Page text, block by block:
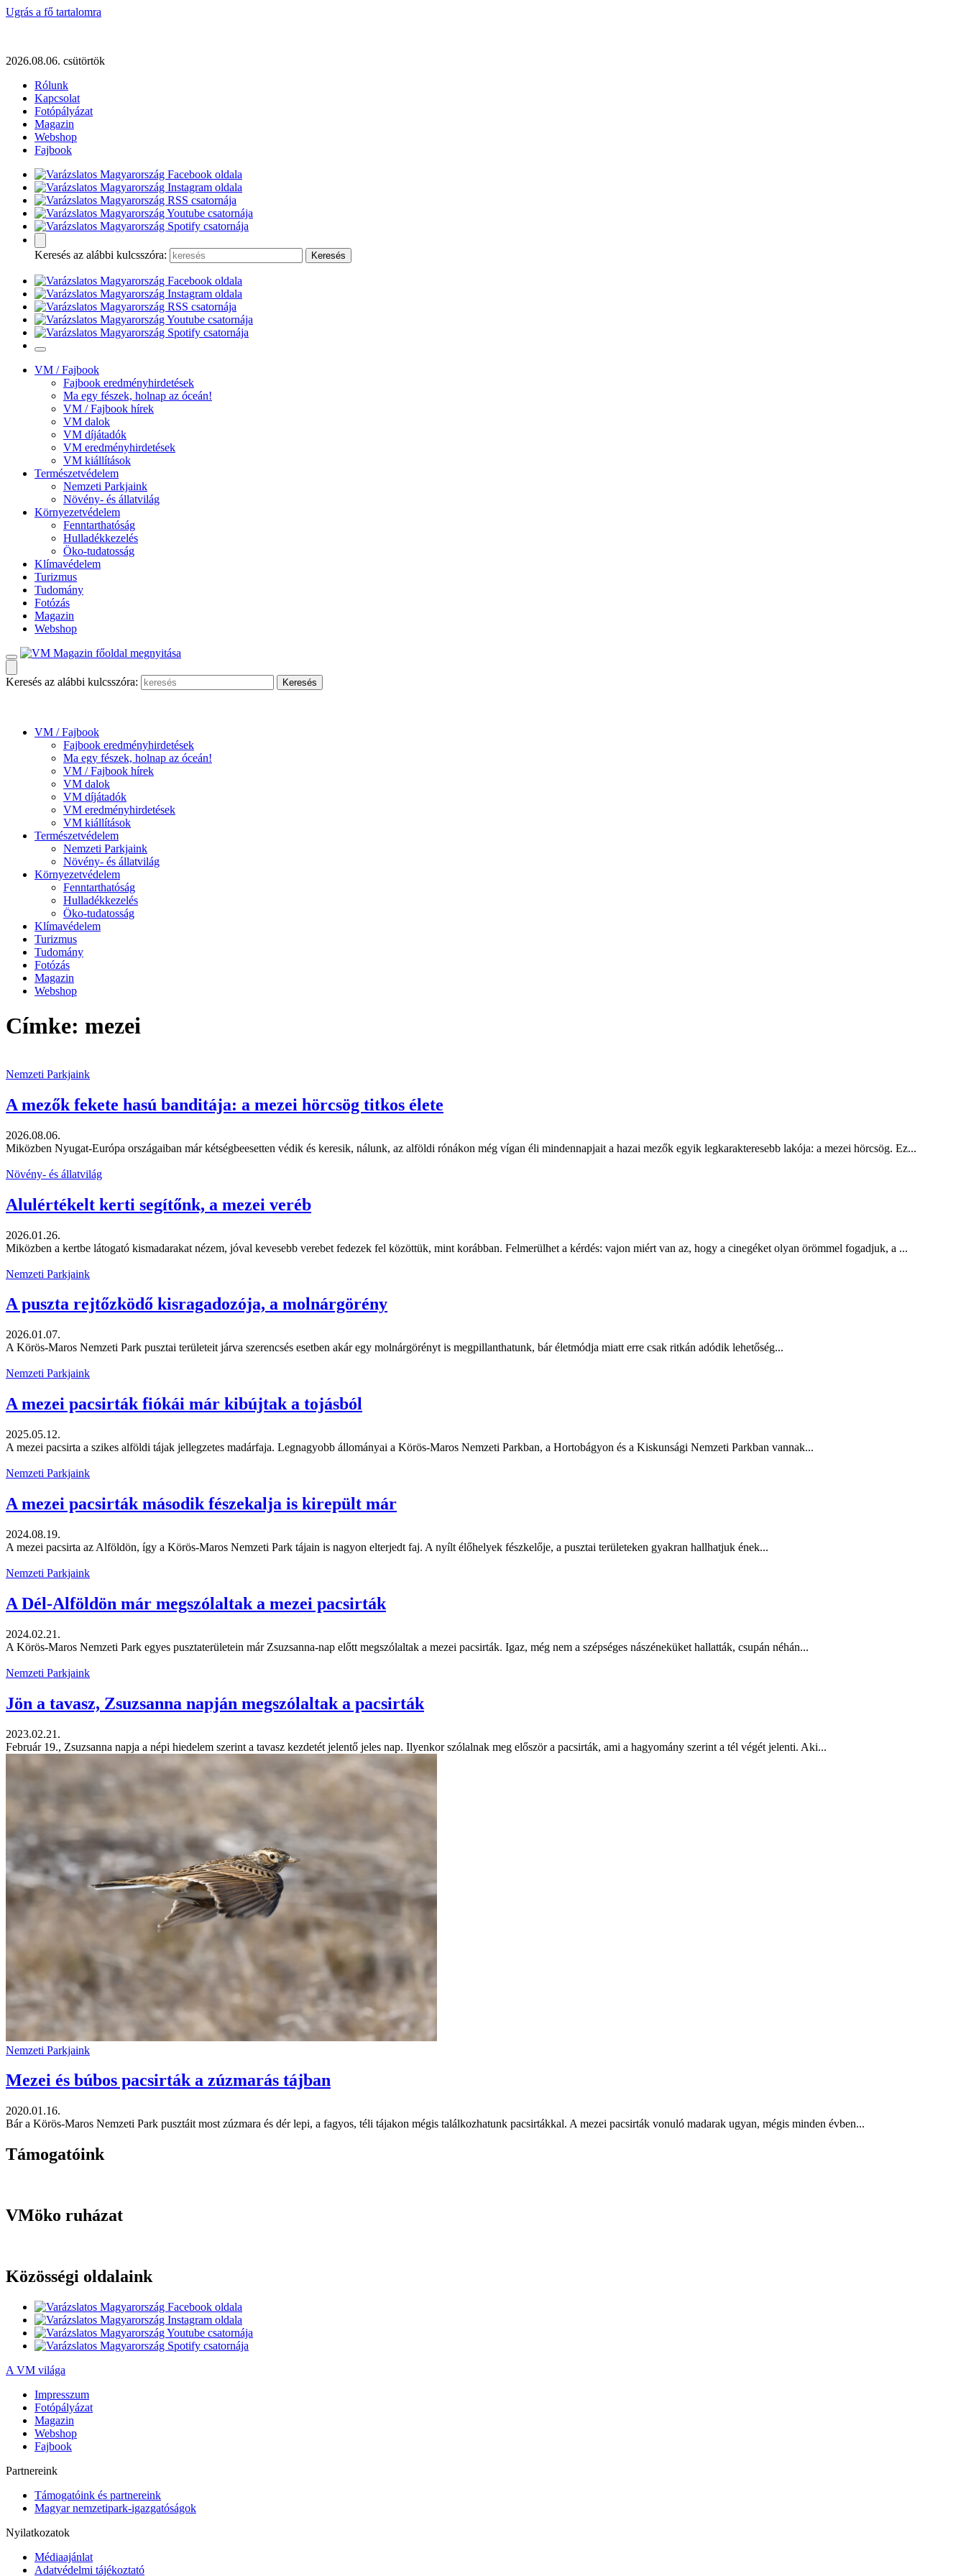
Ugrás a fő tartalomra
2026.08.06. csütörtök
Rólunk
Kapcsolat
Fotópályázat
Magazin
Webshop
Fajbook
Keresés az alábbi kulcsszóra:
VM / Fajbook
Fajbook eredményhirdetések
Ma egy fészek, holnap az óceán!
VM / Fajbook hírek
VM dalok
VM díjátadók
VM eredményhirdetések
VM kiállítások
Természetvédelem
Nemzeti Parkjaink
Növény- és állatvilág
Környezetvédelem
Fenntarthatóság
Hulladékkezelés
Öko-tudatosság
Klímavédelem
Turizmus
Tudomány
Fotózás
Magazin
Webshop
Keresés az alábbi kulcsszóra:
VM / Fajbook
Fajbook eredményhirdetések
Ma egy fészek, holnap az óceán!
VM / Fajbook hírek
VM dalok
VM díjátadók
VM eredményhirdetések
VM kiállítások
Természetvédelem
Nemzeti Parkjaink
Növény- és állatvilág
Környezetvédelem
Fenntarthatóság
Hulladékkezelés
Öko-tudatosság
Klímavédelem
Turizmus
Tudomány
Fotózás
Magazin
Webshop
Címke: mezei
Nemzeti Parkjaink
A mezők fekete hasú banditája: a mezei hörcsög titkos élete
2026.08.06.
Miközben Nyugat-Európa országaiban már kétségbeesetten védik és keresik, nálunk, az alföldi rónákon még vígan éli mindennapjait a hazai mezők egyik legkarakteresebb lakója: a mezei hörcsög. Ez...
Növény- és állatvilág
Alulértékelt kerti segítőnk, a mezei veréb
2026.01.26.
Miközben a kertbe látogató kismadarakat nézem, jóval kevesebb verebet fedezek fel közöttük, mint korábban. Felmerülhet a kérdés: vajon miért van az, hogy a cinegéket olyan örömmel fogadjuk, a ...
Nemzeti Parkjaink
A puszta rejtőzködő kisragadozója, a molnárgörény
2026.01.07.
A Körös-Maros Nemzeti Park pusztai területeit járva szerencsés esetben akár egy molnárgörényt is megpillanthatunk, bár életmódja miatt erre csak ritkán adódik lehetőség...
Nemzeti Parkjaink
A mezei pacsirták fiókái már kibújtak a tojásból
2025.05.12.
A mezei pacsirta a szikes alföldi tájak jellegzetes madárfaja. Legnagyobb állományai a Körös-Maros Nemzeti Parkban, a Hortobágyon és a Kiskunsági Nemzeti Parkban vannak...
Nemzeti Parkjaink
A mezei pacsirták második fészekalja is kirepült már
2024.08.19.
A mezei pacsirta az Alföldön, így a Körös-Maros Nemzeti Park tájain is nagyon elterjedt faj. A nyílt élőhelyek fészkelője, a pusztai területeken gyakran hallhatjuk ének...
Nemzeti Parkjaink
A Dél-Alföldön már megszólaltak a mezei pacsirták
2024.02.21.
A Körös-Maros Nemzeti Park egyes pusztaterületein már Zsuzsanna-nap előtt megszólaltak a mezei pacsirták. Igaz, még nem a szépséges nászéneküket hallatták, csupán néhán...
Nemzeti Parkjaink
Jön a tavasz, Zsuzsanna napján megszólaltak a pacsirták
2023.02.21.
Február 19., Zsuzsanna napja a népi hiedelem szerint a tavasz kezdetét jelentő jeles nap. Ilyenkor szólalnak meg először a pacsirták, ami a hagyomány szerint a tél végét jelenti. Aki...
Nemzeti Parkjaink
Mezei és búbos pacsirták a zúzmarás tájban
2020.01.16.
Bár a Körös-Maros Nemzeti Park pusztáit most zúzmara és dér lepi, a fagyos, téli tájakon mégis találkozhatunk pacsirtákkal. A mezei pacsirták vonuló madarak ugyan, mégis minden évben...
Támogatóink
VMöko ruházat
Közösségi oldalaink
A VM világa
Impresszum
Fotópályázat
Magazin
Webshop
Fajbook
Partnereink
Támogatóink és partnereink
Magyar nemzetipark-igazgatóságok
Nyilatkozatok
Médiaajánlat
Adatvédelmi tájékoztató